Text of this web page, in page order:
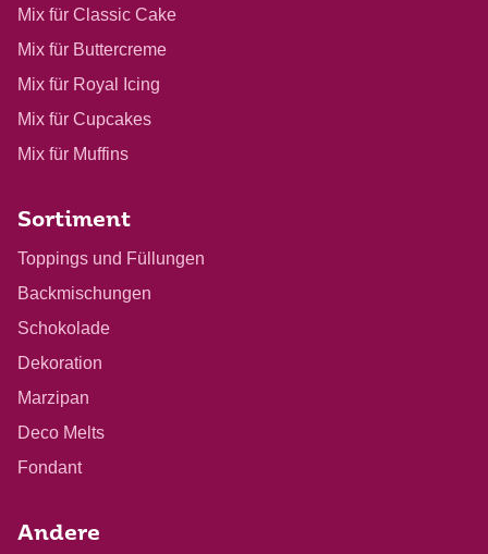
Mix für Classic Cake
Mix für Buttercreme
Mix für Royal Icing
Mix für Cupcakes
Mix für Muffins
Sortiment
Toppings und Füllungen
Backmischungen
Schokolade
Dekoration
Marzipan
Deco Melts
Fondant
Andere